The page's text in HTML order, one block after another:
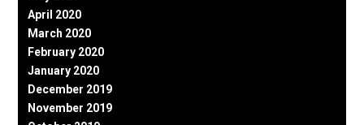
April 2020
March 2020
February 2020
January 2020
December 2019
November 2019